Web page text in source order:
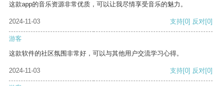
这款app的音乐资源非常优质，可以让我尽情享受音乐的魅力。
2024-11-03 支持[0] 反对[0]
游客
这款软件的社区氛围非常好，可以与其他用户交流学习心得。
2024-11-03 支持[0] 反对[0]